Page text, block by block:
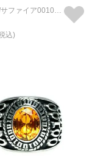
9月誕生石/サファイア0010ハイブリッドカレッジリングM/指輪